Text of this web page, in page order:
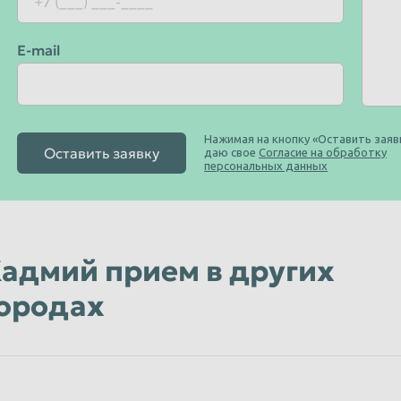
E-mail
Оставить заявку
Нажимая на кнопку «Оставить
даю свое Согласие на обработку
персональных данных
прием в других